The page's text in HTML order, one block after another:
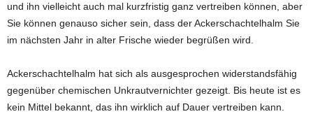
und ihn vielleicht auch mal kurzfristig ganz vertreiben können, aber
Sie können genauso sicher sein, dass der Ackerschachtelhalm Sie
im nächsten Jahr in alter Frische wieder begrüßen wird.
Ackerschachtelhalm hat sich als ausgesprochen widerstandsfähig
gegenüber chemischen Unkrautvernichter gezeigt. Bis heute ist es
kein Mittel bekannt, das ihn wirklich auf Dauer vertreiben kann.